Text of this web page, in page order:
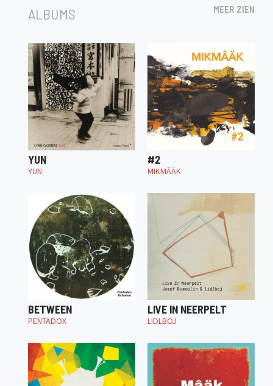
ALBUMS MEER ZIEN
YUN
YUN
#2
MIKMÂÄK
BETWEEN
PENTADOX
LIVE IN NEERPELT
LIDLBOJ